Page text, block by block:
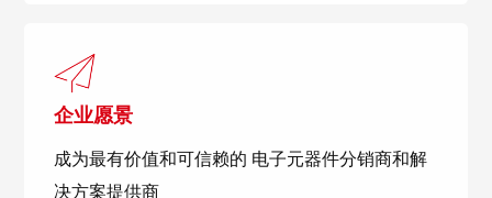
企业愿景
成为最有价值和可信赖的 电子元器件分销商和解
决方案提供商